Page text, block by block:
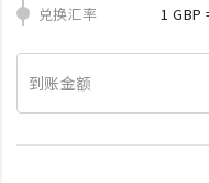
兑换汇率
1 GBP
到账金额